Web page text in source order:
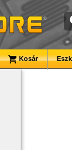
Kosár